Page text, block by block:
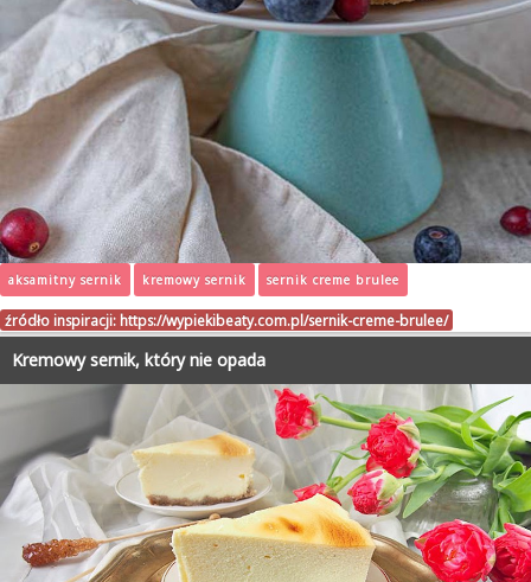
aksamitny sernik kremowy sernik sernik creme brulee
źródło inspiracji: https://wypiekibeaty.com.pl/sernik-creme-brulee/
Kremowy sernik, który nie opada